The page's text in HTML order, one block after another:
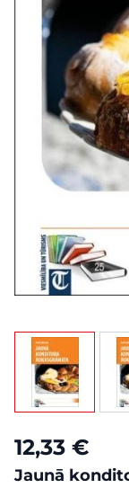
View larger
12,33 €
Jaunā